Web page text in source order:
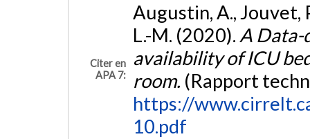
Citer en
APA 7:
Augustin, A., Jouvet,
L.-M. (2020). A Data-
availability of ICU
room. (Rapport
https://
10.pdf